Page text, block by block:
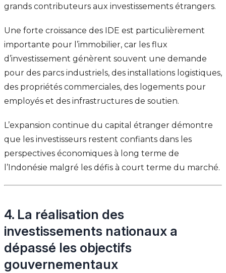
grands contributeurs aux investissements étrangers.
Une forte croissance des IDE est particulièrement
importante pour l’immobilier, car les flux
d’investissement génèrent souvent une demande
pour des parcs industriels, des installations logistiques,
des propriétés commerciales, des logements pour
employés et des infrastructures de soutien.
L’expansion continue du capital étranger démontre
que les investisseurs restent confiants dans les
perspectives économiques à long terme de
l’Indonésie malgré les défis à court terme du marché.
4. La réalisation des
investissements nationaux a
dépassé les objectifs
gouvernementaux